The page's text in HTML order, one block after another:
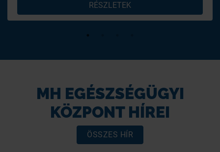
RÉSZLETEK
MH EGÉSZSÉGÜGYI
KÖZPONT HÍREI
ÖSSZES HÍR